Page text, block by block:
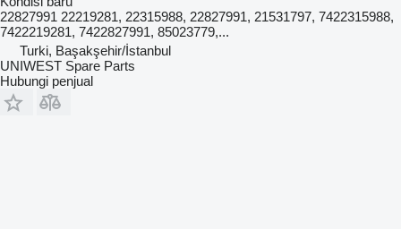
22827991 22219281, 22315988, 22827991, 21531797, 7422315988,
7422219281, 7422827991, 85023779,...
Turki, Başakşehir/İstanbul
UNIWEST Spare Parts
Hubungi penjual